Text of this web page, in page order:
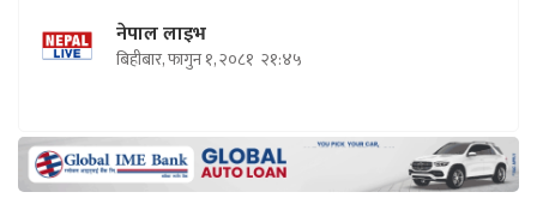
नेपाल लाइभ
बिहीबार, फागुन १, २०८१ २१:४५